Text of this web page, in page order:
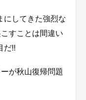
にしてきた強烈な
すことは間違い
だ!!
が秋山復帰問題